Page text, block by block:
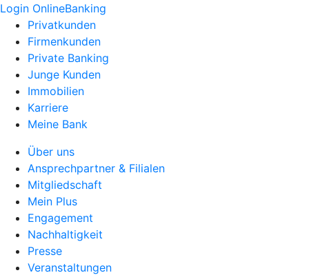
Login OnlineBanking
Privatkunden
Firmenkunden
Private Banking
Junge Kunden
Immobilien
Karriere
Meine Bank
Über uns
Ansprechpartner & Filialen
Mitgliedschaft
Mein Plus
Engagement
Nachhaltigkeit
Presse
Veranstaltungen